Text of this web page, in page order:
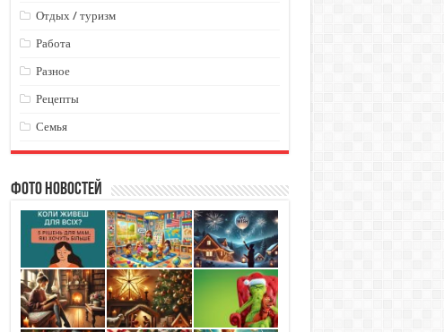
Отдых / туризм
Работа
Разное
Рецепты
Семья
Фото новостей